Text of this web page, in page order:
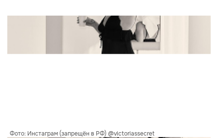
Фото: Инстаграм (запрещён в РФ) @victoriassecret